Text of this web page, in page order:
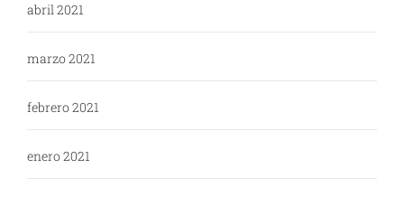
abril 2021
marzo 2021
febrero 2021
enero 2021